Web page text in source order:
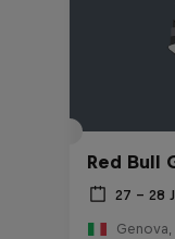
Red Bull
27 – 28
Genova,